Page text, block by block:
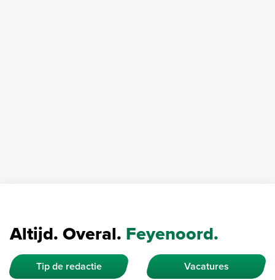
Altijd. Overal. Feyenoord.
Tip de redactie Vacatures